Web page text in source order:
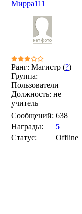
Мирра111
Ранг: Магистр (?)
Группа:
Пользователи
Должность: не
учитель
Сообщений: 638
Награды:
5
Статус:
Offline